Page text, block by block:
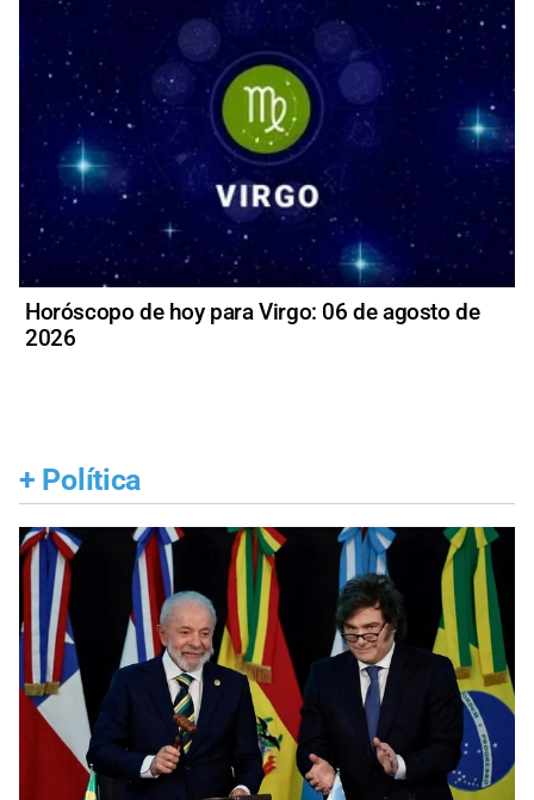
Horóscopo de hoy para Virgo: 06 de agosto de
2026
+ Política